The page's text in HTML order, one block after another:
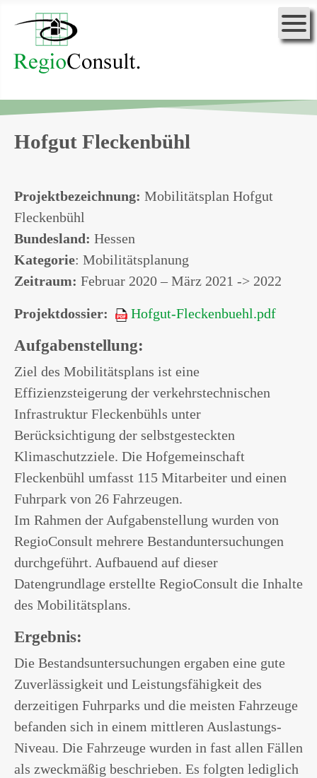
Hofgut Fleckenbühl
Projektbezeichnung: Mobilitätsplan Hofgut
Fleckenbühl
Bundesland: Hessen
Kategorie: Mobilitätsplanung
Zeitraum: Februar 2020 – März 2021 -> 2022
Projektdossier: Hofgut-Fleckenbuehl.pdf
Aufgabenstellung:
Ziel des Mobilitätsplans ist eine
Effizienzsteigerung der verkehrstechnischen
Infrastruktur Fleckenbühls unter
Berücksichtigung der selbstgesteckten
Klimaschutzziele. Die Hofgemeinschaft
Fleckenbühl umfasst 115 Mitarbeiter und einen
Fuhrpark von 26 Fahrzeugen.
Im Rahmen der Aufgabenstellung wurden von
RegioConsult mehrere Bestanduntersuchungen
durchgeführt. Aufbauend auf dieser
Datengrundlage erstellte RegioConsult die Inhalte
des Mobilitätsplans.
Ergebnis:
Die Bestandsuntersuchungen ergaben eine gute
Zuverlässigkeit und Leistungsfähigkeit des
derzeitigen Fuhrparks und die meisten Fahrzeuge
befanden sich in einem mittleren Auslastungs-
Niveau. Die Fahrzeuge wurden in fast allen Fällen
als zweckmäßig beschrieben. Es folgten lediglich